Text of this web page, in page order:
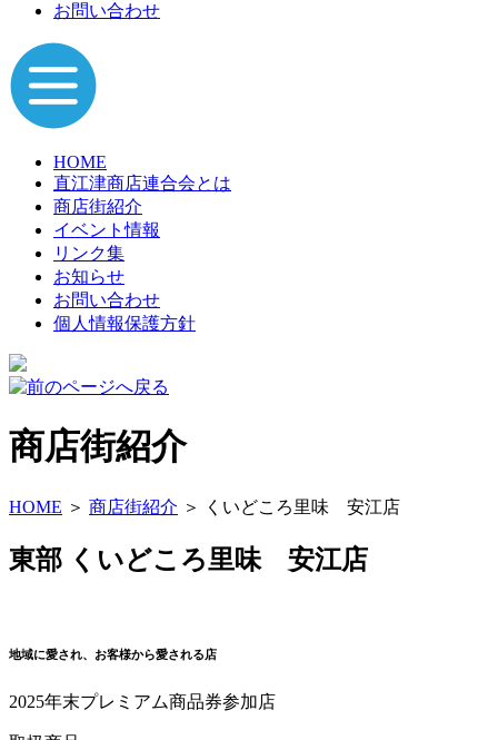
お問い合わせ
HOME
直江津商店連合会とは
商店街紹介
イベント情報
リンク集
お知らせ
お問い合わせ
個人情報保護方針
商店街紹介
HOME ＞ 商店街紹介 ＞ くいどころ里味 安江店
東部 くいどころ里味 安江店
地域に愛され、お客様から愛される店
2025年末プレミアム商品券参加店